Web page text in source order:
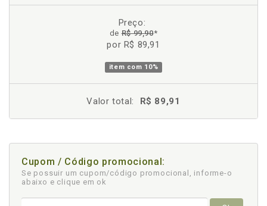
Preço:
deR$ 99,90*
por R$ 89,91
item com 10%
Valor total: R$ 89,91
Cupom / Código promocional:
Se possuir um cupom/código promocional, informe-o
abaixo e clique em ok